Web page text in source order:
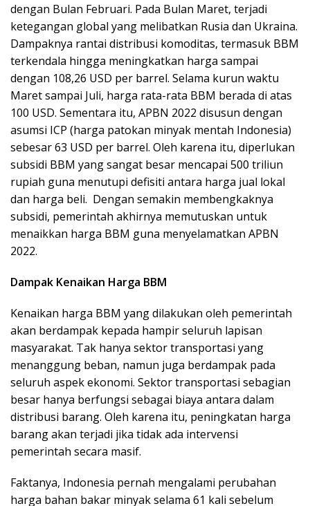
dengan Bulan Februari. Pada Bulan Maret, terjadi
ketegangan global yang melibatkan Rusia dan Ukraina.
Dampaknya rantai distribusi komoditas, termasuk BBM
terkendala hingga meningkatkan harga sampai
dengan 108,26 USD per barrel. Selama kurun waktu
Maret sampai Juli, harga rata-rata BBM berada di atas
100 USD. Sementara itu, APBN 2022 disusun dengan
asumsi ICP (harga patokan minyak mentah Indonesia)
sebesar 63 USD per barrel. Oleh karena itu, diperlukan
subsidi BBM yang sangat besar mencapai 500 triliun
rupiah guna menutupi defisiti antara harga jual lokal
dan harga beli. Dengan semakin membengkaknya
subsidi, pemerintah akhirnya memutuskan untuk
menaikkan harga BBM guna menyelamatkan APBN
2022.
Dampak Kenaikan Harga BBM
Kenaikan harga BBM yang dilakukan oleh pemerintah
akan berdampak kepada hampir seluruh lapisan
masyarakat. Tak hanya sektor transportasi yang
menanggung beban, namun juga berdampak pada
seluruh aspek ekonomi. Sektor transportasi sebagian
besar hanya berfungsi sebagai biaya antara dalam
distribusi barang. Oleh karena itu, peningkatan harga
barang akan terjadi jika tidak ada intervensi
pemerintah secara masif.
Faktanya, Indonesia pernah mengalami perubahan
harga bahan bakar minyak selama 61 kali sebelum